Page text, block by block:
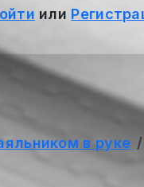
или
в руке